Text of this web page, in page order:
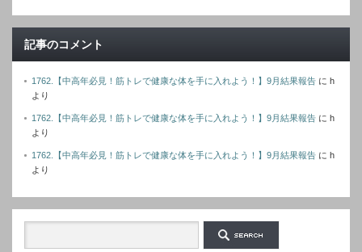
記事のコメント
1762.【中高年必見！筋トレで健康な体を手に入れよう！】9月結果報告 に h
より
1762.【中高年必見！筋トレで健康な体を手に入れよう！】9月結果報告 に h
より
1762.【中高年必見！筋トレで健康な体を手に入れよう！】9月結果報告 に h
より